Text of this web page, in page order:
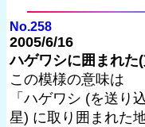
No.258
2005/6/16
ハゲワシに囲まれた
この模様の意味は
「ハゲワシ (を送り
星) に取り囲まれた